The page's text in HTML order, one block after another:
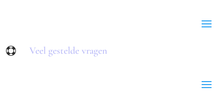
 Veel gestelde vragen